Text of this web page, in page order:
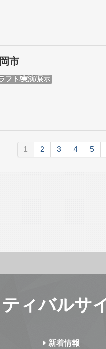
市
フト/実演/展示
1 2 3 4 5
ィバルサ
新着情報